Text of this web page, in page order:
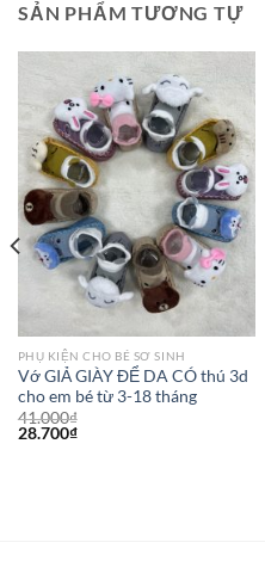
SẢN PHẨM TƯƠNG TỰ
PHỤ KIỆN CHO BÉ SƠ SINH
Vớ GIẢ GIÀY ĐỂ DA CÓ thú 3d
cho em bé từ 3-18 tháng
41.000₫
28.700₫